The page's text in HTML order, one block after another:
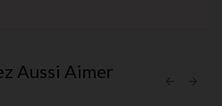
Aussi Aimer